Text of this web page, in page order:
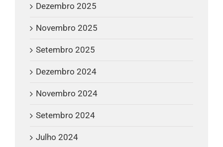
Dezembro 2025
Novembro 2025
Setembro 2025
Dezembro 2024
Novembro 2024
Setembro 2024
Julho 2024